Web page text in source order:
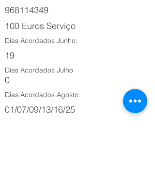
968114349
100 Euros Serviço
Dias Acordados Junho:
19
Dias Acordados Julho
0
Dias Acordados Agosto:
01/07/09/13/16/25